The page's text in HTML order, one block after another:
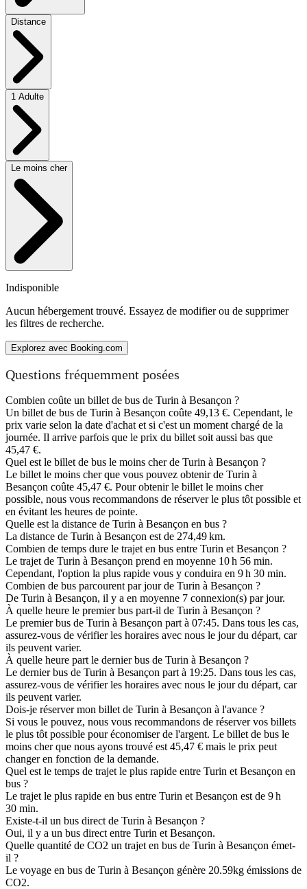
Distance
1 Adulte
Le moins cher
Indisponible
Aucun hébergement trouvé. Essayez de modifier ou de supprimer
les filtres de recherche.
Explorez avec Booking.com
Questions fréquemment posées
Combien coûte un billet de bus de Turin à Besançon ?
Un billet de bus de Turin à Besançon coûte 49,13 €. Cependant, le
prix varie selon la date d'achat et si c'est un moment chargé de la
journée. Il arrive parfois que le prix du billet soit aussi bas que
45,47 €.
Quel est le billet de bus le moins cher de Turin à Besançon ?
Le billet le moins cher que vous pouvez obtenir de Turin à
Besançon coûte 45,47 €. Pour obtenir le billet le moins cher
possible, nous vous recommandons de réserver le plus tôt possible et
en évitant les heures de pointe.
Quelle est la distance de Turin à Besançon en bus ?
La distance de Turin à Besançon est de 274,49 km.
Combien de temps dure le trajet en bus entre Turin et Besançon ?
Le trajet de Turin à Besançon prend en moyenne 10 h 56 min.
Cependant, l'option la plus rapide vous y conduira en 9 h 30 min.
Combien de bus parcourent par jour de Turin à Besançon ?
De Turin à Besançon, il y a en moyenne 7 connexion(s) par jour.
À quelle heure le premier bus part-il de Turin à Besançon ?
Le premier bus de Turin à Besançon part à 07:45. Dans tous les cas,
assurez-vous de vérifier les horaires avec nous le jour du départ, car
ils peuvent varier.
À quelle heure part le dernier bus de Turin à Besançon ?
Le dernier bus de Turin à Besançon part à 19:25. Dans tous les cas,
assurez-vous de vérifier les horaires avec nous le jour du départ, car
ils peuvent varier.
Dois-je réserver mon billet de Turin à Besançon à l'avance ?
Si vous le pouvez, nous vous recommandons de réserver vos billets
le plus tôt possible pour économiser de l'argent. Le billet de bus le
moins cher que nous ayons trouvé est 45,47 € mais le prix peut
changer en fonction de la demande.
Quel est le temps de trajet le plus rapide entre Turin et Besançon en
bus ?
Le trajet le plus rapide en bus entre Turin et Besançon est de 9 h
30 min.
Existe-t-il un bus direct de Turin à Besançon ?
Oui, il y a un bus direct entre Turin et Besançon.
Quelle quantité de CO2 un trajet en bus de Turin à Besançon émet-
il ?
Le voyage en bus de Turin à Besançon génère 20.59kg émissions de
CO2.